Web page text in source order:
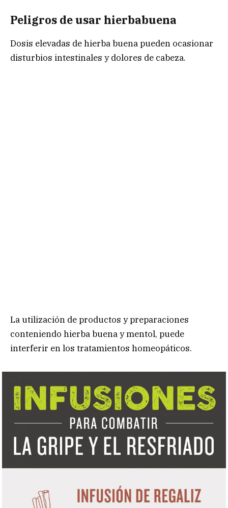
Peligros de usar hierbabuena
Dosis elevadas de hierba buena pueden ocasionar
disturbios intestinales y dolores de cabeza.
La utilización de productos y preparaciones
conteniendo hierba buena y mentol, puede
interferir en los tratamientos homeopáticos.